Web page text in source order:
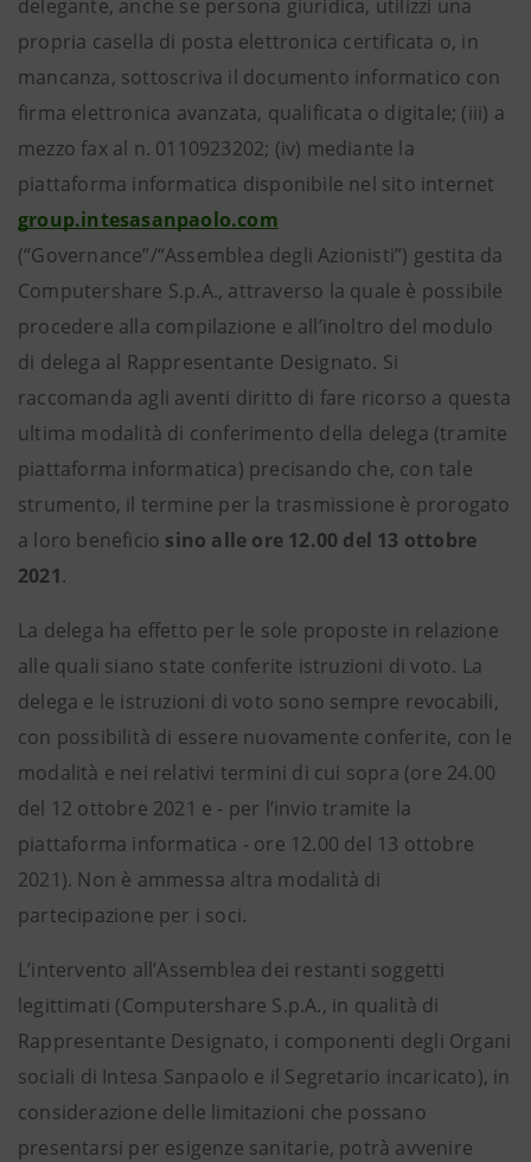
delegante, anche se persona giuridica, utilizzi una
propria casella di posta elettronica certificata o, in
mancanza, sottoscriva il documento informatico con
firma elettronica avanzata, qualificata o digitale; (iii) a
mezzo fax al n. 0110923202; (iv) mediante la
piattaforma informatica disponibile nel sito internet
group.intesasanpaolo.com
(“Governance”/“Assemblea degli Azionisti”) gestita da
Computershare S.p.A., attraverso la quale è possibile
procedere alla compilazione e all’inoltro del modulo
di delega al Rappresentante Designato. Si
raccomanda agli aventi diritto di fare ricorso a questa
ultima modalità di conferimento della delega (tramite
piattaforma informatica) precisando che, con tale
strumento, il termine per la trasmissione è prorogato
a loro beneficio sino alle ore 12.00 del 13 ottobre
2021.
La delega ha effetto per le sole proposte in relazione
alle quali siano state conferite istruzioni di voto. La
delega e le istruzioni di voto sono sempre revocabili,
con possibilità di essere nuovamente conferite, con le
modalità e nei relativi termini di cui sopra (ore 24.00
del 12 ottobre 2021 e - per l’invio tramite la
piattaforma informatica - ore 12.00 del 13 ottobre
2021). Non è ammessa altra modalità di
partecipazione per i soci.
L’intervento all’Assemblea dei restanti soggetti
legittimati (Computershare S.p.A., in qualità di
Rappresentante Designato, i componenti degli Organi
sociali di Intesa Sanpaolo e il Segretario incaricato), in
considerazione delle limitazioni che possano
presentarsi per esigenze sanitarie, potrà avvenire